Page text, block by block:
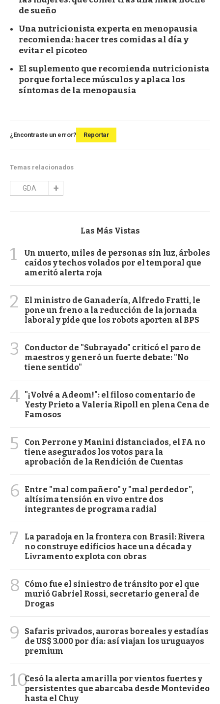
de sueño
Una nutricionista experta en menopausia
recomienda: hacer tres comidas al día y
evitar el picoteo
El suplemento que recomienda nutricionista
porque fortalece músculos y aplaca los
síntomas de la menopausia
¿Encontraste un error? Reportar
Temas relacionados
GDA
Las Más Vistas
1
Un muerto, miles de personas sin luz, árboles
caídos y techos volados por el temporal que
ameritó alerta roja
2
El ministro de Ganadería, Alfredo Fratti, le
pone un freno a la reducción de la jornada
laboral y pide que los robots aporten al BPS
3
Conductor de "Subrayado" criticó el paro de
maestros y generó un fuerte debate: "No
tiene sentido"
4 "¡Volvé a Adeom!": el filoso comentario de
Yesty Prieto a Valeria Ripoll en plena Cena de
Famosos
5
Con Perrone y Manini distanciados, el FA no
tiene asegurados los votos para la
aprobación de la Rendición de Cuentas
6
Entre "mal compañero" y "mal perdedor",
altísima tensión en vivo entre dos
integrantes de programa radial
7
La paradoja en la frontera con Brasil: Rivera
no construye edificios hace una década y
Livramento explota con obras
8
Cómo fue el siniestro de tránsito por el que
murió Gabriel Rossi, secretario general de
Drogas
9
Safaris privados, auroras boreales y estadías
de US$ 3.000 por día: así viajan los uruguayos
premium
10Cesó la alerta amarilla por vientos fuertes y
persistentes que abarcaba desde Montevideo
hasta el Chuy